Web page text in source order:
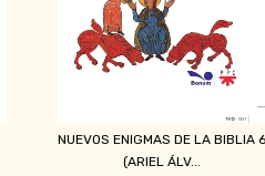
NUEVOS ENIGMAS DE LA BIBLIA 6
(ARIEL ÁLV...